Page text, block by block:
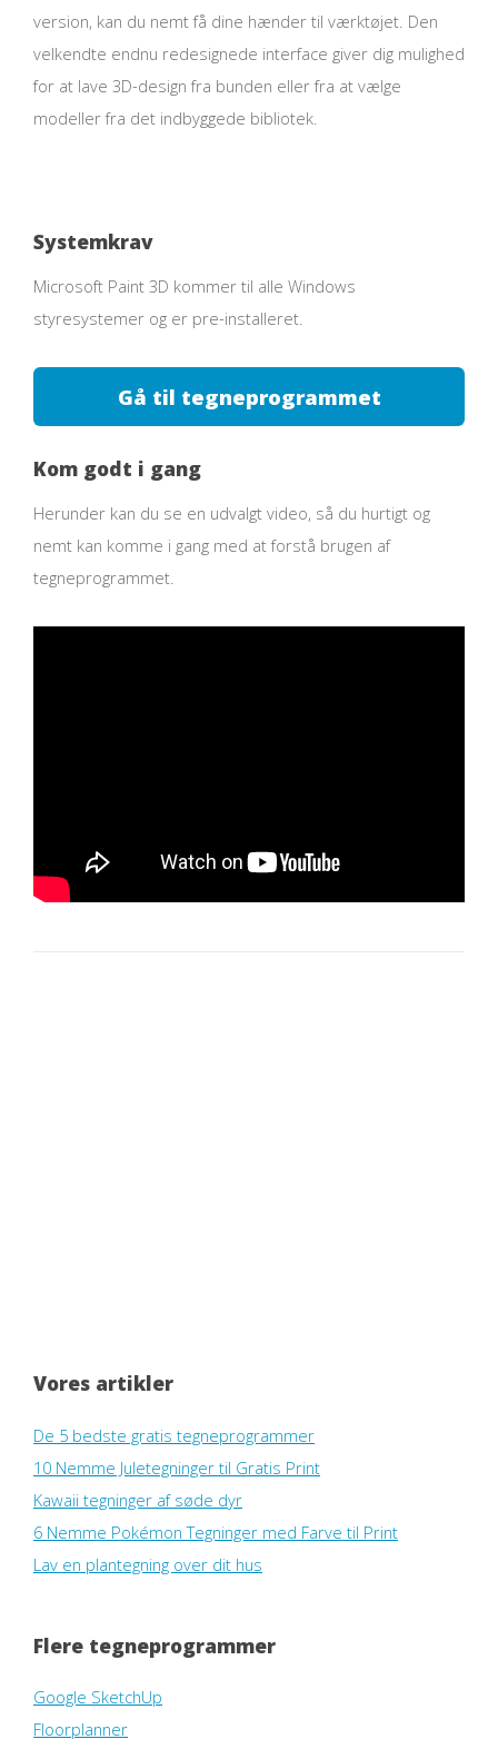
version, kan du nemt få dine hænder til værktøjet. Den
velkendte endnu redesignede interface giver dig mulighed
for at lave 3D-design fra bunden eller fra at vælge
modeller fra det indbyggede bibliotek.
Systemkrav
Microsoft Paint 3D kommer til alle Windows
styresystemer og er pre-installeret.
Gå til tegneprogrammet
Kom godt i gang
Herunder kan du se en udvalgt video, så du hurtigt og
nemt kan komme i gang med at forstå brugen af
tegneprogrammet.
Vores artikler
De 5 bedste gratis tegneprogrammer
10 Nemme Juletegninger til Gratis Print
Kawaii tegninger af søde dyr
6 Nemme Pokémon Tegninger med Farve til Print
Lav en plantegning over dit hus
Flere tegneprogrammer
Google SketchUp
Floorplanner